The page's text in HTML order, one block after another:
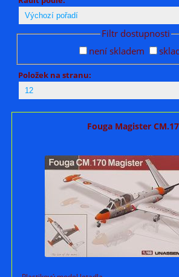
Filtr dostupnosti
není skladem
Položek na stranu:
Fouga Magister